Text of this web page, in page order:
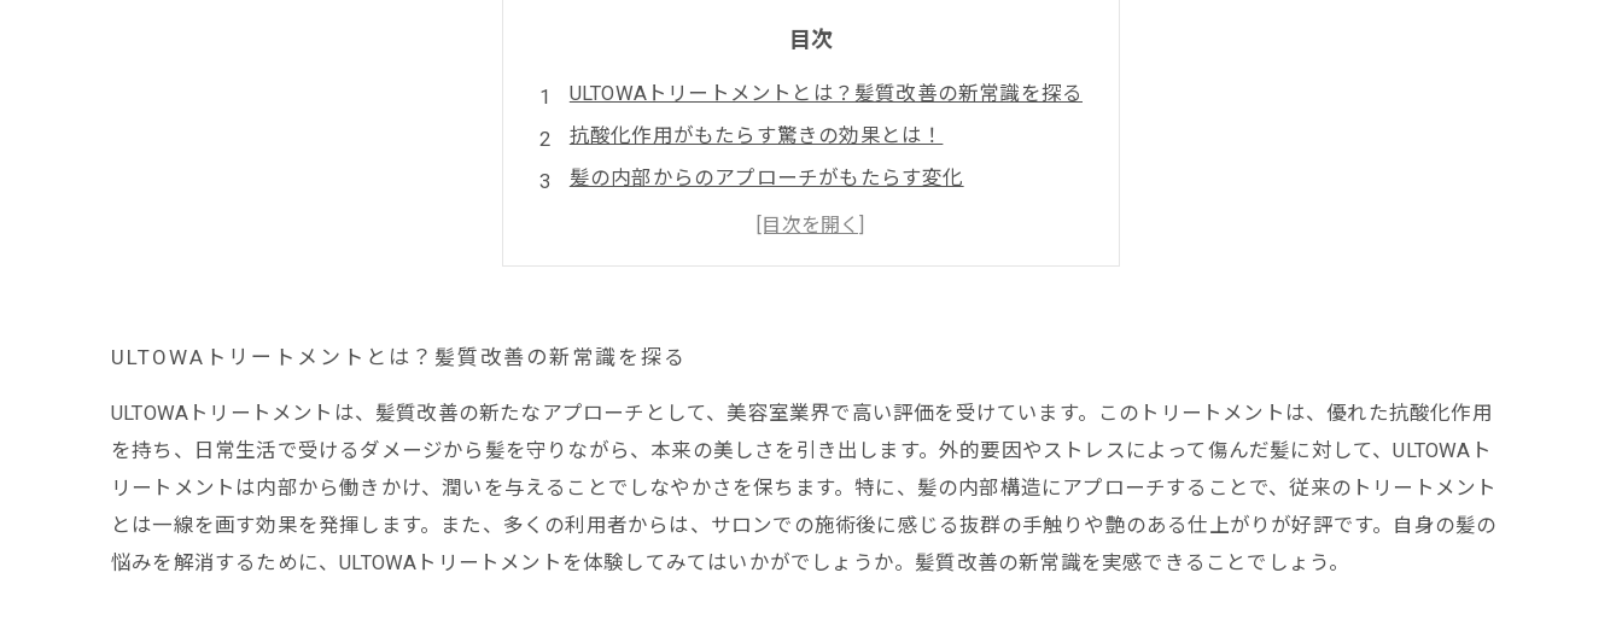
目次
ULTOWAトリートメントとは？髪質改善の新常識を探る
抗酸化作用がもたらす驚きの効果とは！
髪の内部からのアプローチがもたらす変化
実際の体験談に見るULTOWAトリートメントの威力
髪の悩みを解決する救世主、ULTOWAトリートメント
新たな髪質改善の可能性を見つけよう！
ULTOWAトリートメントとは？髪質改善の新常識を探る
ULTOWAトリートメントは、髪質改善の新たなアプローチとして、美容室業界で高い評価を受けています。このトリートメントは、優れた抗酸化作用
を持ち、日常生活で受けるダメージから髪を守りながら、本来の美しさを引き出します。外的要因やストレスによって傷んだ髪に対して、ULTOWAト
リートメントは内部から働きかけ、潤いを与えることでしなやかさを保ちます。特に、髪の内部構造にアプローチすることで、従来のトリートメント
とは一線を画す効果を発揮します。また、多くの利用者からは、サロンでの施術後に感じる抜群の手触りや艶のある仕上がりが好評です。自身の髪の
悩みを解消するために、ULTOWAトリートメントを体験してみてはいかがでしょうか。髪質改善の新常識を実感できることでしょう。